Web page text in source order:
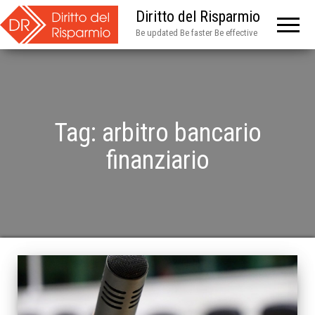
Diritto del Risparmio
Be updated Be faster Be effective
Tag: arbitro bancario
finanziario